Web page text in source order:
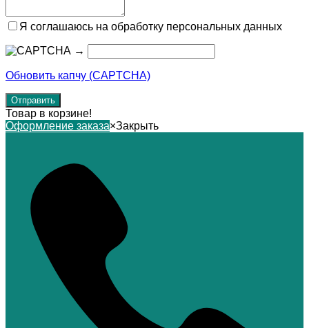
Я соглашаюсь на обработку персональных данных
→
Обновить капчу (CAPTCHA)
Товар в корзине!
Оформление заказа×Закрыть